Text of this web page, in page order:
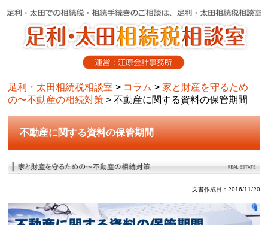
足利・太田相続税相談室 > コラム >家と財産を守るため
の〜不動産の相続対策 >不動産に関する資料の保管期間
不動産に関する資料の保管期間
文書作成日：2016/11/20